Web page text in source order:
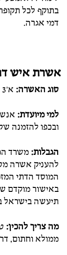
דמי אגרה.
אשרת איש
סוג האשרה: א'3
למי מיועדת:
ובכפו להזמנה
הגבלות: משרד
להעניק אשרה
המוסד הדתי
באישור מוקדם
תיעשה בישראל
מה צריך להכין:
ממולא וחתום,